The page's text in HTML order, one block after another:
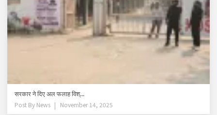
सरकार ने दिए अल फलाह विश्...
Post By News November 14, 2025